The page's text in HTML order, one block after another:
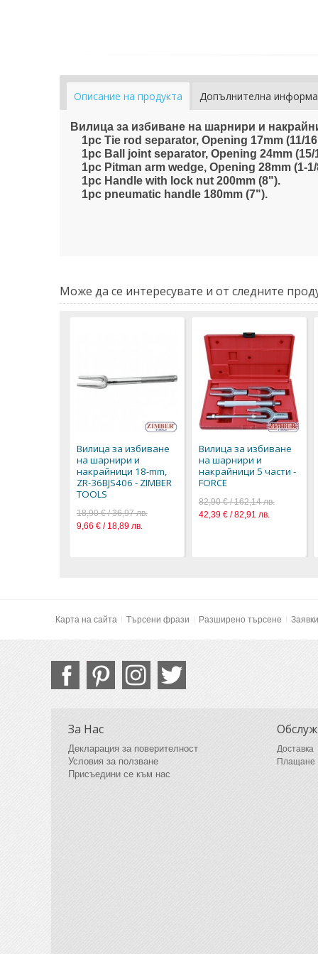
Описание на продукта Допълнителна
Вилица за избиване на шарнири и
1pc Tie rod separator, Opening 17mm (11/
1pc Ball joint separator, Opening 24mm (15/
1pc Pitman arm wedge, Opening 28mm (1-
1pc Handle with lock nut 200mm (8").
1pc pneumatic handle 180mm (7").
Може да се интересувате и от следните
Вилица за избиване
на шарнири и
накрайници 18-mm,
ZR-36BJS406 - ZIMBER
TOOLS
18,90 € / 36,97 лв.
9,66 € / 18,89 лв.
Вилица за избиване
на шарнири и
накрайници 5 части -
FORCE
82,90 € / 162,14 лв.
42,39 € / 82,91 лв.
Карта на сайта Търсени фрази Разширено търсене
За Нас
Декларация за поверителност
Условия за ползване
Присъедини се към нас
Доставка
Плащане